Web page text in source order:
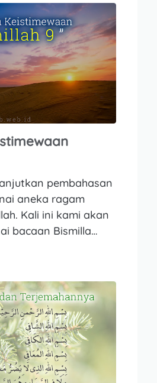
pembahasan
aneka ragam
Kali ini kami akan
bacaan Bismilla…